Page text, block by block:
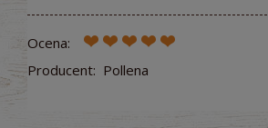
Ocena:
Producent: Pollena